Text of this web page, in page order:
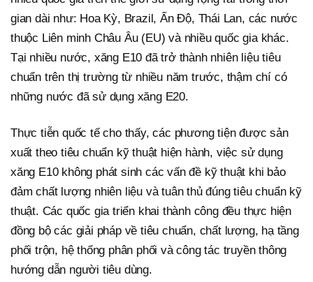
gian dài như: Hoa Kỳ, Brazil, Ấn Độ, Thái Lan, các nước
thuộc Liên minh Châu Âu (EU) và nhiều quốc gia khác.
Tại nhiều nước, xăng E10 đã trở thành nhiên liệu tiêu
chuẩn trên thị trường từ nhiều năm trước, thậm chí có
những nước đã sử dụng xăng E20.
Thực tiễn quốc tế cho thấy, các phương tiện được sản
xuất theo tiêu chuẩn kỹ thuật hiện hành, việc sử dụng
xăng E10 không phát sinh các vấn đề kỹ thuật khi bảo
đảm chất lượng nhiên liệu và tuân thủ đúng tiêu chuẩn kỹ
thuật. Các quốc gia triển khai thành công đều thực hiện
đồng bộ các giải pháp về tiêu chuẩn, chất lượng, hạ tầng
phối trộn, hệ thống phân phối và công tác truyền thông
hướng dẫn người tiêu dùng.